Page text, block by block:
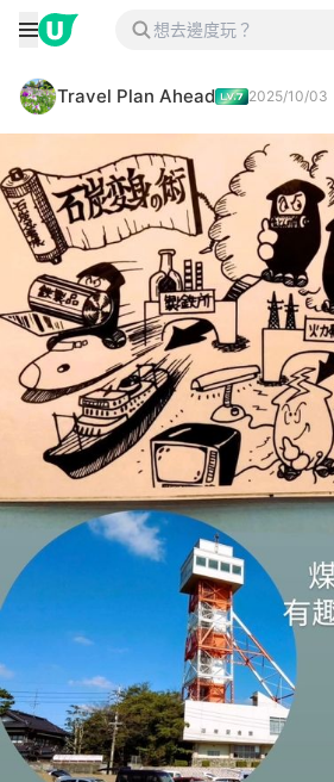
Travel Plan Ahead 2025/10/03